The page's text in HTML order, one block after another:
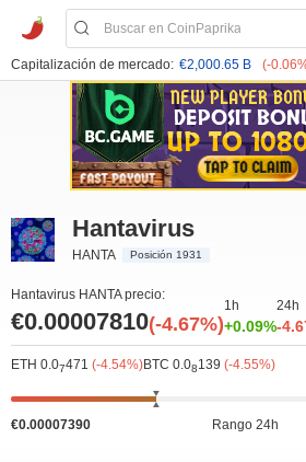
Capitalización de mercado: €2,000.65 B (-
Hantavirus
HANTA Posición 1931
Hantavirus HANTA precio:
€0.00007810(-4.67%)
1h
+0.09%
24h
-
ETH 0.07471 (-4.54%)BTC 0.08139 (-4.55%)
€0.00007390 Rango 24h